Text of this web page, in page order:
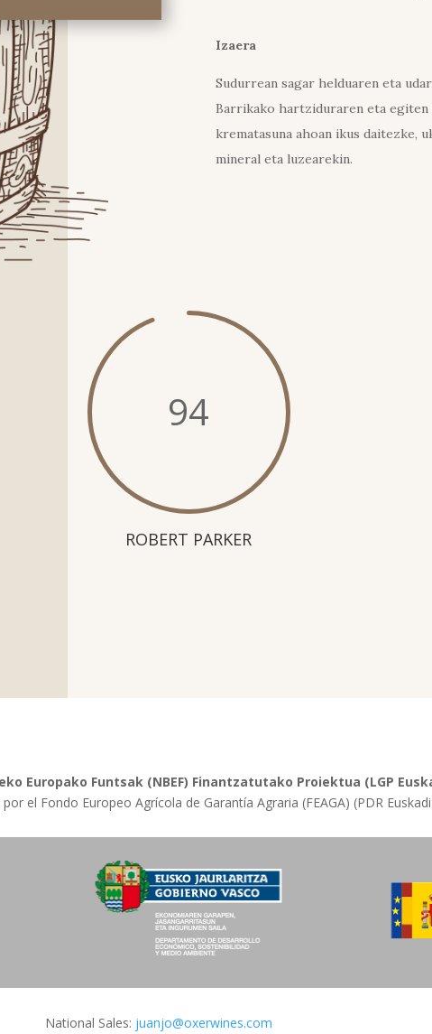
Izaera
Sudurrean sagar helduaren eta
Barrikako hartziduraren eta egiten
krematasuna ahoan ikus daitezke,
mineral eta luzearekin.
94
ROBERT PARKER
Europako Funtsak (NBEF) Finantzatutako Proiektua (LGP
el Fondo Europeo Agrícola de Garantía Agraria (FEAGA) (PDR
National Sales: juanjo@oxerwines.com